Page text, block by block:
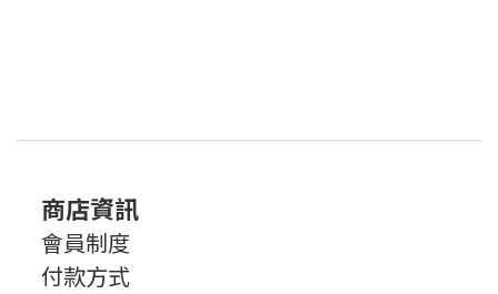
商店資訊
會員制度
付款方式